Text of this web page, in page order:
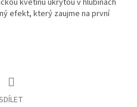
květinu ukrytou v hlubinách
efekt, který zaujme na první